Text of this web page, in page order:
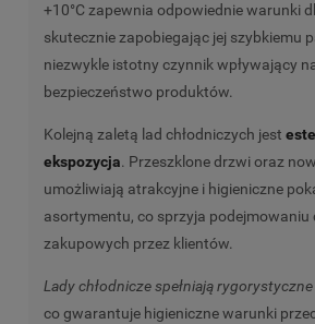
+10°C zapewnia odpowiednie warunki
skutecznie zapobiegając jej szybkiemu
niezwykle istotny czynnik wpływający
bezpieczeństwo produktów.
Kolejną zaletą lad chłodniczych jest
ekspozycja. Przeszklone drzwi oraz
umożliwiają atrakcyjne i higieniczne
asortymentu, co sprzyja podejmowaniu
zakupowych przez klientów.
Lady chłodnicze spełniają
co gwarantuje higieniczne warunki